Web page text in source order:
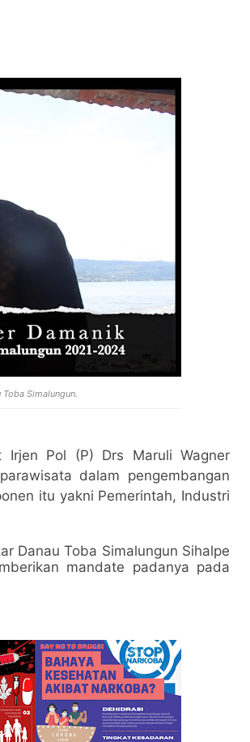
Simalungun.
Pol (P) Drs Maruli Wagner
dalam pengembangan
itu yakni Pemerintah, Industri
Danau Toba Simalungun Sihalpe
mandate padanya pada